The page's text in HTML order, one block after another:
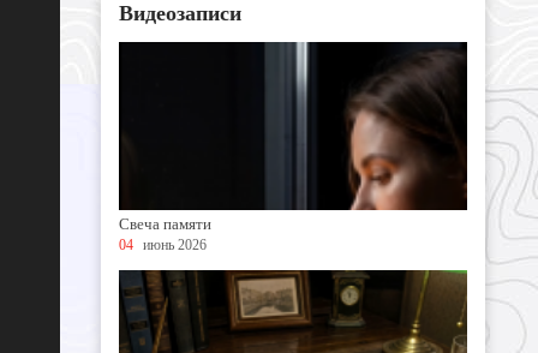
Видеозаписи
Свеча памяти
04 июнь 2026